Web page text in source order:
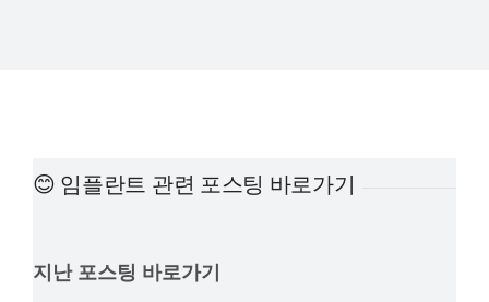
😊 임플란트 관련 포스팅 바로가기
지난 포스팅 바로가기